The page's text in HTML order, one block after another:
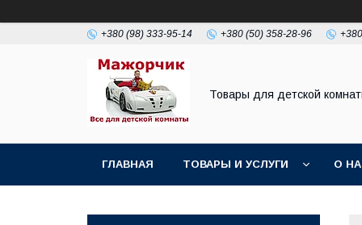
+380 (98) 333-95-14 +380 (50) 358-28-96
Товары для детской
ГЛАВНАЯ ТОВАРЫ И УСЛУГИ О